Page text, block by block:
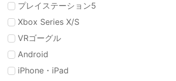
プレイステーション5
Xbox Series X/S
VRゴーグル
Android
iPhone・iPad